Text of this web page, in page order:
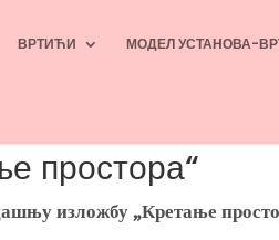
ВРТИЋИ МОДЕЛ УСТАНОВА-
простора“
изложбу „Кретање